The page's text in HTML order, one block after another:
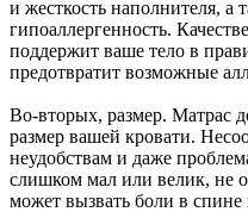
и жесткость наполнителя, а
гипоаллергенность.
поддержит ваше тело в
предотвратит возможные
Во-вторых, размер. Матрас
размер вашей кровати.
неудобствам и даже
слишком мал или велик, не
может вызвать боли в